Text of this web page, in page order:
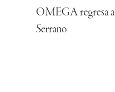
OMEGA regresa a
Serrano